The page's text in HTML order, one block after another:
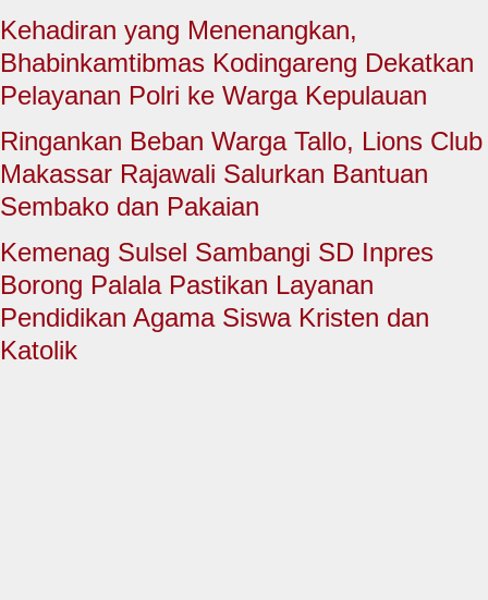
EKONOMI
HUKUM & KRIMINAL
TNI & POLRI
Kehadiran yang Menenangkan,
Bhabinkamtibmas Kodingareng Dekatkan
Pelayanan Polri ke Warga Kepulauan
Ringankan Beban Warga Tallo, Lions Club
Makassar Rajawali Salurkan Bantuan
Sembako dan Pakaian
Kemenag Sulsel Sambangi SD Inpres
Borong Palala Pastikan Layanan
Pendidikan Agama Siswa Kristen dan
Katolik